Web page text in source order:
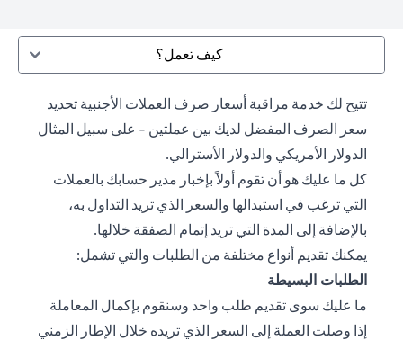
كيف تعمل؟
تتيح لك خدمة مراقبة أسعار صرف العملات الأجنبية تحديد
سعر الصرف المفضل لديك بين عملتين - على سبيل المثال
الدولار الأمريكي والدولار الأسترالي.
كل ما عليك هو أن تقوم أولاً بإخبار مدير حسابك بالعملات
التي ترغب في استبدالها والسعر الذي تريد التداول به،
بالإضافة إلى المدة التي تريد إتمام الصفقة خلالها.
يمكنك تقديم أنواع مختلفة من الطلبات والتي تشمل:
الطلبات البسيطة
ما عليك سوى تقديم طلب واحد وسنقوم بإكمال المعاملة
إذا وصلت العملة إلى السعر الذي تريده خلال الإطار الزمني